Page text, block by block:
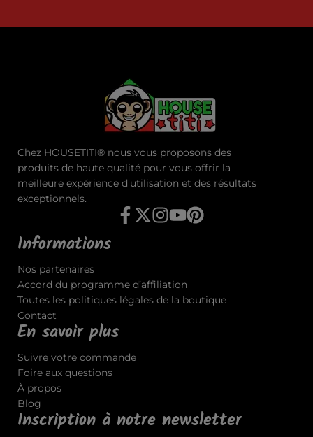
Chez HOUSETITI® nous vous proposons des
produits de haute qualité pour vous offrir la
meilleure expérience d'utilisation et des résultats
exceptionnels.
Informations
Nos partenaires
Accord du programme d’affiliation
Toutes les politiques légales de la boutique
Contact
En savoir plus
Suivre votre commande
Foire aux questions
À propos
Blog
Inscription à notre newsletter